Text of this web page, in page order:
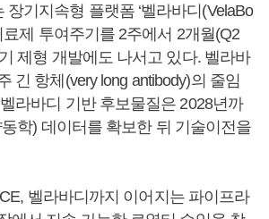
기지속형 플랫폼 ‘벨라바디(VelaBo
료제 투여주기를 2주에서 2개월(Q2
제형 개발에도 나서고 있다. 벨라바
긴 항체(very long antibody)의 줄임
라바디 기반 후보물질은 2028년까
학) 데이터를 확보한 뒤 기술이전을
벨라바디까지 이어지는 파이프라